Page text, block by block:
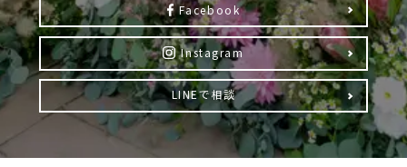
Facebook
Instagram
LINEで相談